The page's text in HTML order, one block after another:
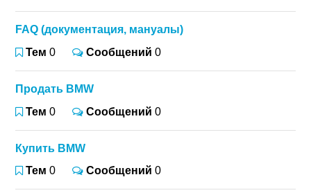
FAQ (документация, мануалы)
Тем 0 Сообщений 0
Продать BMW
Тем 0 Сообщений 0
Купить BMW
Тем 0 Сообщений 0